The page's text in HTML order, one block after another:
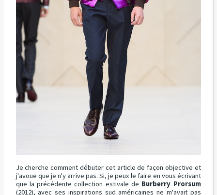
Je cherche comment débuter cet article de façon objective et
j'avoue que je n'y arrive pas. Si, je peux le faire en vous écrivant
que la précédente collection estivale de Burberry Prorsum
(2012), avec ses inspirations sud américaines ne m'avait pas